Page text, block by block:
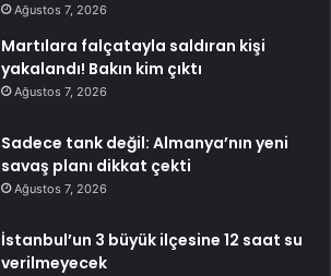
Ağustos 7, 2026
Martılara falçatayla saldıran kişi
yakalandı! Bakın kim çıktı
Ağustos 7, 2026
Sadece tank değil: Almanya’nın yeni
savaş planı dikkat çekti
Ağustos 7, 2026
İstanbul’un 3 büyük ilçesine 12 saat su
verilmeyecek